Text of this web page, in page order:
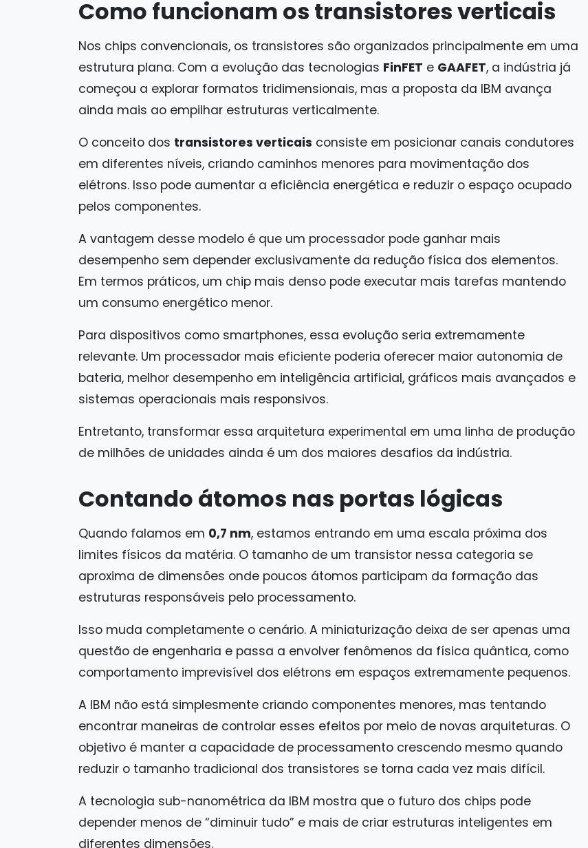
Como funcionam os transistores verticais
Nos chips convencionais, os transistores são organizados principalmente em uma
estrutura plana. Com a evolução das tecnologias FinFET e GAAFET, a indústria já
começou a explorar formatos tridimensionais, mas a proposta da IBM avança
ainda mais ao empilhar estruturas verticalmente.
O conceito dos transistores verticais consiste em posicionar canais condutores
em diferentes níveis, criando caminhos menores para movimentação dos
elétrons. Isso pode aumentar a eficiência energética e reduzir o espaço ocupado
pelos componentes.
A vantagem desse modelo é que um processador pode ganhar mais
desempenho sem depender exclusivamente da redução física dos elementos.
Em termos práticos, um chip mais denso pode executar mais tarefas mantendo
um consumo energético menor.
Para dispositivos como smartphones, essa evolução seria extremamente
relevante. Um processador mais eficiente poderia oferecer maior autonomia de
bateria, melhor desempenho em inteligência artificial, gráficos mais avançados e
sistemas operacionais mais responsivos.
Entretanto, transformar essa arquitetura experimental em uma linha de produção
de milhões de unidades ainda é um dos maiores desafios da indústria.
Contando átomos nas portas lógicas
Quando falamos em 0,7 nm, estamos entrando em uma escala próxima dos
limites físicos da matéria. O tamanho de um transistor nessa categoria se
aproxima de dimensões onde poucos átomos participam da formação das
estruturas responsáveis pelo processamento.
Isso muda completamente o cenário. A miniaturização deixa de ser apenas uma
questão de engenharia e passa a envolver fenômenos da física quântica, como
comportamento imprevisível dos elétrons em espaços extremamente pequenos.
A IBM não está simplesmente criando componentes menores, mas tentando
encontrar maneiras de controlar esses efeitos por meio de novas arquiteturas. O
objetivo é manter a capacidade de processamento crescendo mesmo quando
reduzir o tamanho tradicional dos transistores se torna cada vez mais difícil.
A tecnologia sub-nanométrica da IBM mostra que o futuro dos chips pode
depender menos de “diminuir tudo” e mais de criar estruturas inteligentes em
diferentes dimensões.